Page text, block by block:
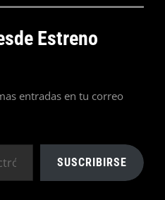
Estreno
entradas en tu correo
SUSCRIBIRSE